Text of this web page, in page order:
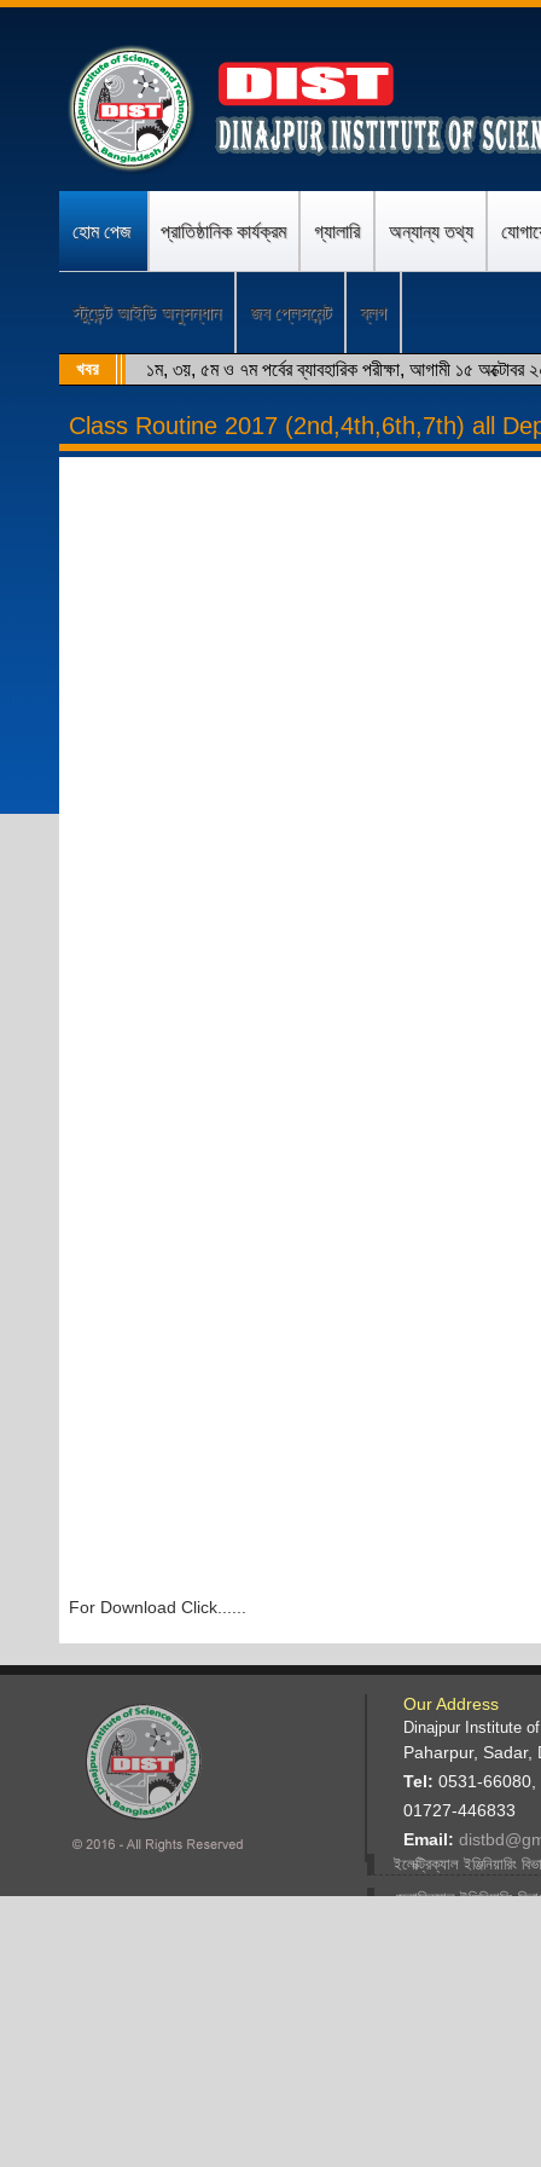
হোম পেজ প্রাতিষ্ঠানিক কার্যক্রম গ্যালারি অন্যান্য তথ্য
স্টুডেন্ট আইডি অনুসন্ধান জব প্লেসমেন্ট ব্লগ
খবর ১ম, ৩য়, ৫ম ও ৭ম পর্বের ব্যাবহারিক পরীক্ষা, আগামী ১৫
Class Routine 2017 (2nd,4th,6th,7th) all
For Download Click......
Our Address
Dinajpur Institute
Paharpur, Sadar,
Tel: 0531-
01727-446833
Email:
ইলেক্ট্রিক্যাল ইঞ্জিনিয়ারিং
মেকানিক্যাল ইঞ্জিনিয়ারিং